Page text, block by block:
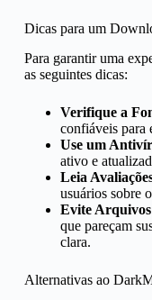
Dicas para um
Para garantir uma
as seguintes dicas:
Verifique a
confiáveis para
Use um
ativo e
Leia
usuários sobre
Evite Arquivos
que pareçam
clara.
Alternativas ao